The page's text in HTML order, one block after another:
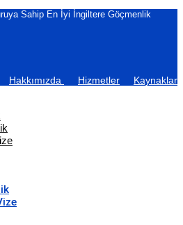
Sahip En İyi İngiltere Göçmenlik
Hakkımızda Hizmetler Kaynaklar